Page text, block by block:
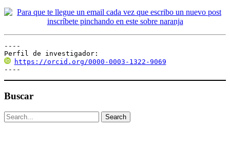
----
Perfil de investigador:
https://orcid.org/0000-0003-1322-9069
----
Buscar